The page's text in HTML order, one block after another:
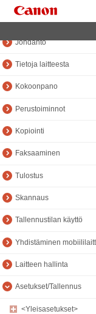
Johdanto
Tietoja laitteesta
Kokoonpano
Perustoiminnot
Kopiointi
Faksaaminen
Tulostus
Skannaus
Tallennustilan käyttö
Yhdistäminen
Laitteen hallinta
Asetukset/Tallennus
<Yleisasetukset>